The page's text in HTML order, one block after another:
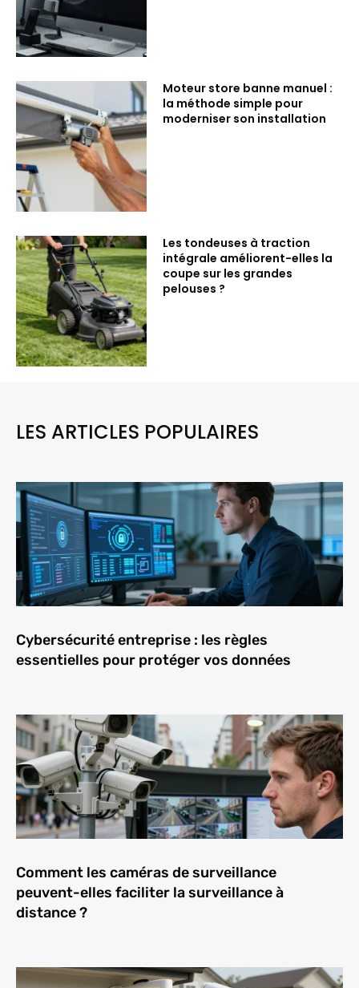
Moteur store banne manuel :
la méthode simple pour
moderniser son installation
Les tondeuses à traction
intégrale améliorent-elles la
coupe sur les grandes
pelouses ?
LES ARTICLES POPULAIRES
Cybersécurité entreprise : les règles
essentielles pour protéger vos données
Comment les caméras de surveillance
peuvent-elles faciliter la surveillance à
distance ?